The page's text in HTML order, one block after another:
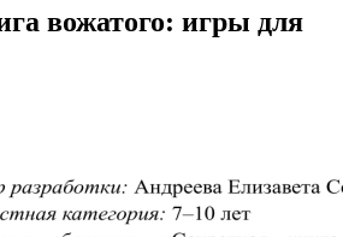
вожатого: игры для